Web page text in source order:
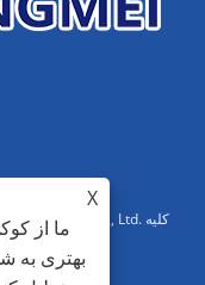
X
ما از
بهتری به